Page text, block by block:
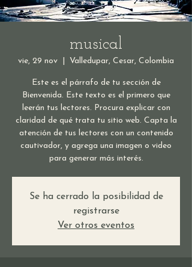
musical
vie, 29 nov Valledupar, Cesar, Colombia
Este es el párrafo de tu sección de
Bienvenida. Este texto es el primero que
leerán tus lectores. Procura explicar con
claridad de qué trata tu sitio web. Capta la
atención de tus lectores con un contenido
cautivador, y agrega una imagen o video
para generar más interés.
Se ha cerrado la posibilidad de
registrarse
Ver otros eventos